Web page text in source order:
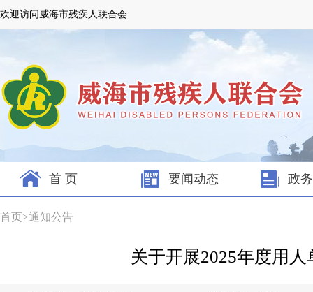
欢迎访问威海市残疾人联合会
首 页 要闻动态 政
首页>通知公告
关于开展2025年度用